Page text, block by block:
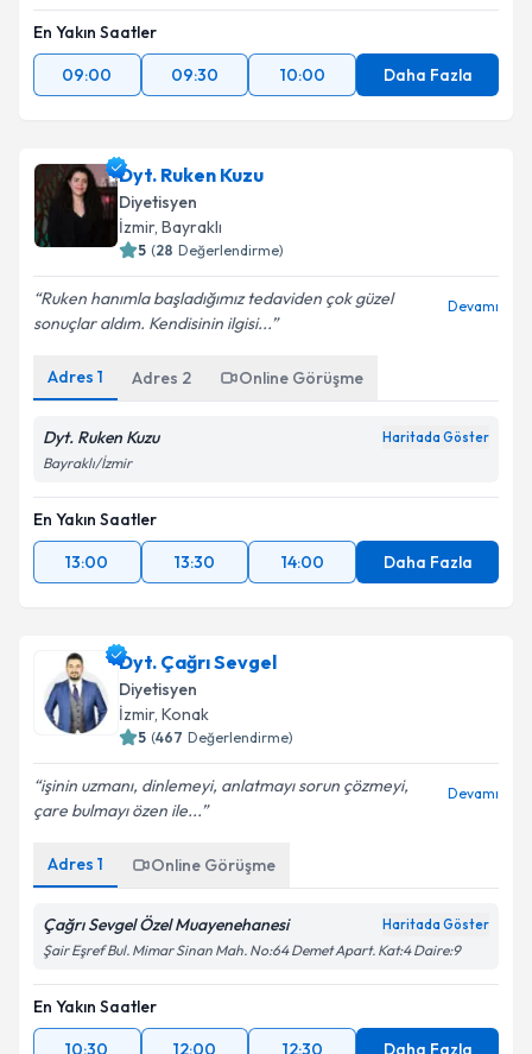
En Yakın Saatler
09:00
09:30 10:00 Daha Fazla
Dyt. Ruken Kuzu
Diyetisyen
İzmir, Bayraklı
5 (28 Değerlendirme)
Ruken hanımla başladığımız tedaviden çok güzel
sonuçlar aldım. Kendisinin ilgisi...
Devamı
Adres 1 Adres 2 Online Görüşme
Dyt. Ruken Kuzu Haritada Göster
Bayraklı/İzmir
En Yakın Saatler
13:00
13:30 14:00 Daha Fazla
Dyt. Çağrı Sevgel
Diyetisyen
İzmir, Konak
5 (467 Değerlendirme)
işinin uzmanı, dinlemeyi, anlatmayı sorun çözmeyi,
çare bulmayı özen ile...
Devamı
Adres 1 Online Görüşme
Çağrı Sevgel Özel Muayenehanesi Haritada Göster
Şair Eşref Bul. Mimar Sinan Mah. No:64 Demet Apart. Kat:4 Daire:9
En Yakın Saatler
10:30
12:00 12:30 Daha Fazla